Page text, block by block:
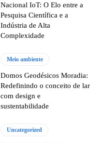
Nacional IoT: O Elo entre a
Pesquisa Científica e a
Indústria de Alta
Complexidade
Meio ambiente
Domos Geodésicos Moradia:
Redefinindo o conceito de lar
com design e
sustentabilidade
Uncategorized